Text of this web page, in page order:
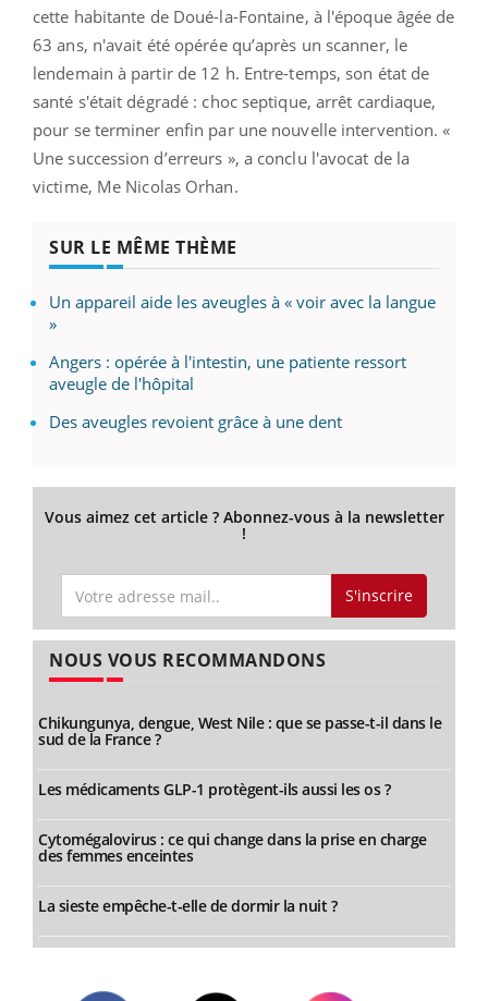
cette habitante de Doué-la-Fontaine, à l'époque âgée de
63 ans, n'avait été opérée qu’après un scanner, le
lendemain à partir de 12 h. Entre-temps, son état de
santé s'était dégradé : choc septique, arrêt cardiaque,
pour se terminer enfin par une nouvelle intervention. «
Une succession d’erreurs », a conclu l'avocat de la
victime, Me Nicolas Orhan.
SUR LE MÊME THÈME
Un appareil aide les aveugles à « voir avec la langue
»
Angers : opérée à l'intestin, une patiente ressort
aveugle de l'hôpital
Des aveugles revoient grâce à une dent
Vous aimez cet article ? Abonnez-vous à la newsletter
!
S'inscrire
NOUS VOUS RECOMMANDONS
Chikungunya, dengue, West Nile : que se passe-t-il dans le
sud de la France ?
Les médicaments GLP-1 protègent-ils aussi les os ?
Cytomégalovirus : ce qui change dans la prise en charge
des femmes enceintes
La sieste empêche-t-elle de dormir la nuit ?